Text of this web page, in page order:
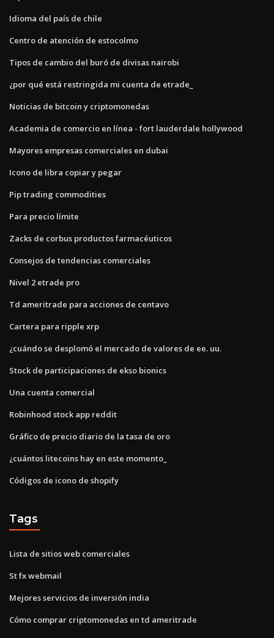
Idioma del país de chile
Centro de atención de estocolmo
Tipos de cambio del buró de divisas nairobi
¿por qué está restringida mi cuenta de etrade_
Noticias de bitcoin y criptomonedas
Academia de comercio en línea - fort lauderdale hollywood
Mayores empresas comerciales en dubai
Icono de libra copiar y pegar
Pip trading commodities
Para precio límite
Zacks de corbus productos farmacéuticos
Consejos de tendencias comerciales
Nivel 2 etrade pro
Td ameritrade para acciones de centavo
Cartera para ripple xrp
¿cuándo se desplomó el mercado de valores de ee. uu.
Stock de participaciones de ekso bionics
Una cuenta comercial
Robinhood stock app reddit
Gráfico de precio diario de la tasa de oro
¿cuántos litecoins hay en este momento_
Códigos de icono de shopify
Tags
Lista de sitios web comerciales
St fx webmail
Mejores servicios de inversión india
Cómo comprar criptomonedas en td ameritrade